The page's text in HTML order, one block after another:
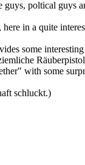
poltical guys
in a quite
some
with some
schluckt.)